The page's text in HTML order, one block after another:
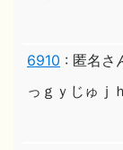
6910 : 匿名さ
っｇｙじゅｊ